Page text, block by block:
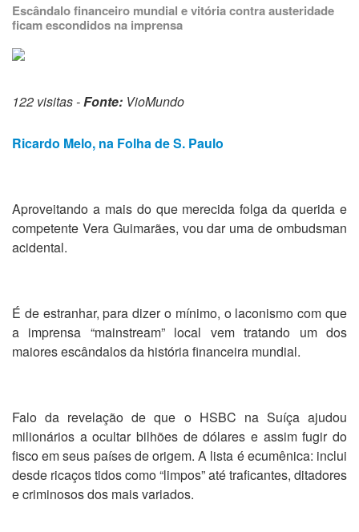
Escândalo financeiro mundial e vitória contra austeridade
ficam escondidos na imprensa
122 visitas -Fonte: VioMundo
Ricardo Melo, na Folha de S. Paulo
Aproveitando a mais do que merecida folga da querida e
competente Vera Guimarães, vou dar uma de ombudsman
acidental.
É de estranhar, para dizer o mínimo, o laconismo com que
a imprensa “mainstream” local vem tratando um dos
maiores escândalos da história financeira mundial.
Falo da revelação de que o HSBC na Suíça ajudou
milionários a ocultar bilhões de dólares e assim fugir do
fisco em seus países de origem. A lista é ecumênica: inclui
desde ricaços tidos como “limpos” até traficantes, ditadores
e criminosos dos mais variados.